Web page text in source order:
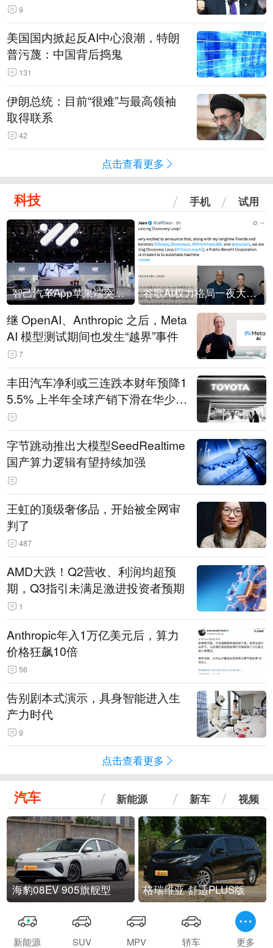
9
美国国内掀起反AI中心浪潮，特朗
普污蔑：中国背后捣鬼
131
伊朗总统：目前“很难”与最高领袖
取得联系
42
点击查看更多
科技 手机 试用
智己汽车App苹果端突然“下架” 谷歌AI权力格局一夜大洗牌
继 OpenAI、Anthropic 之后，Meta
AI 模型测试期间也发生“越界”事件
7
丰田汽车净利或三连跌本财年预降1
5.5% 上半年全球产销下滑在华少卖
14.3万辆
字节跳动推出大模型SeedRealtime
国产算力逻辑有望持续加强
王虹的顶级奢侈品，开始被全网审
判了
487
AMD大跌！Q2营收、利润均超预
期，Q3指引未满足激进投资者预期
1
Anthropic年入1万亿美元后，算力
价格狂飙10倍
56
告别剧本式演示，具身智能进入生
产力时代
9
点击查看更多
汽车 新能源 新车 视频
海豹08EV 905旗舰型 格瑞维亚 舒适PLUS版
新能源 SUV MPV 轿车 更多